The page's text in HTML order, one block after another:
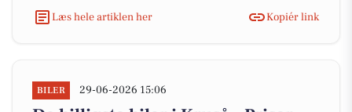
Læs hele artiklen her
Kopiér link
BILER 29-06-2026 15:06